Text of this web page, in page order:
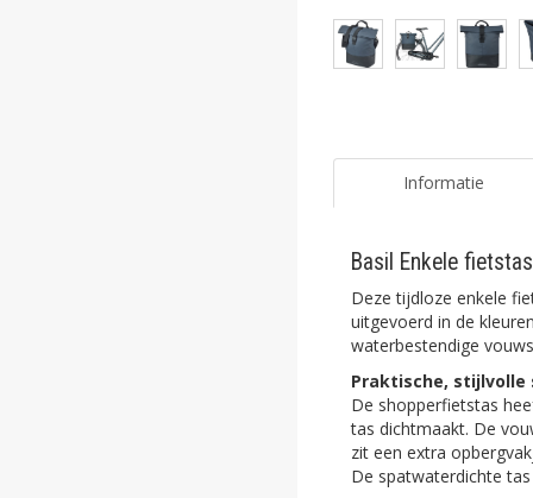
Informatie
Basil Enkele
Deze tijdloze enkele
uitgevoerd in de
waterbestendige
Praktische, stijlvolle
De shopperfietstas
tas dichtmaakt. De
zit een extra
De spatwaterdichte